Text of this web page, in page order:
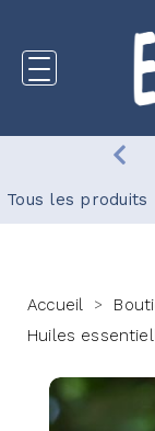
Tous les produits
Accueil >
Huiles